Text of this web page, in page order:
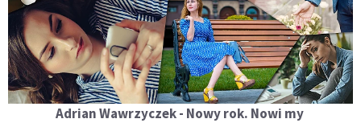
Adrian Wawrzyczek - Nowy rok. Nowi my